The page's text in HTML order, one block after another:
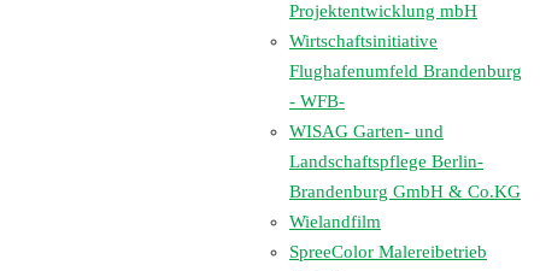
Projektentwicklung mbH
Wirtschaftsinitiative
Flughafenumfeld Brandenburg
- WFB-
WISAG Garten- und
Landschaftspflege Berlin-
Brandenburg GmbH & Co.KG
Wielandfilm
SpreeColor Malereibetrieb